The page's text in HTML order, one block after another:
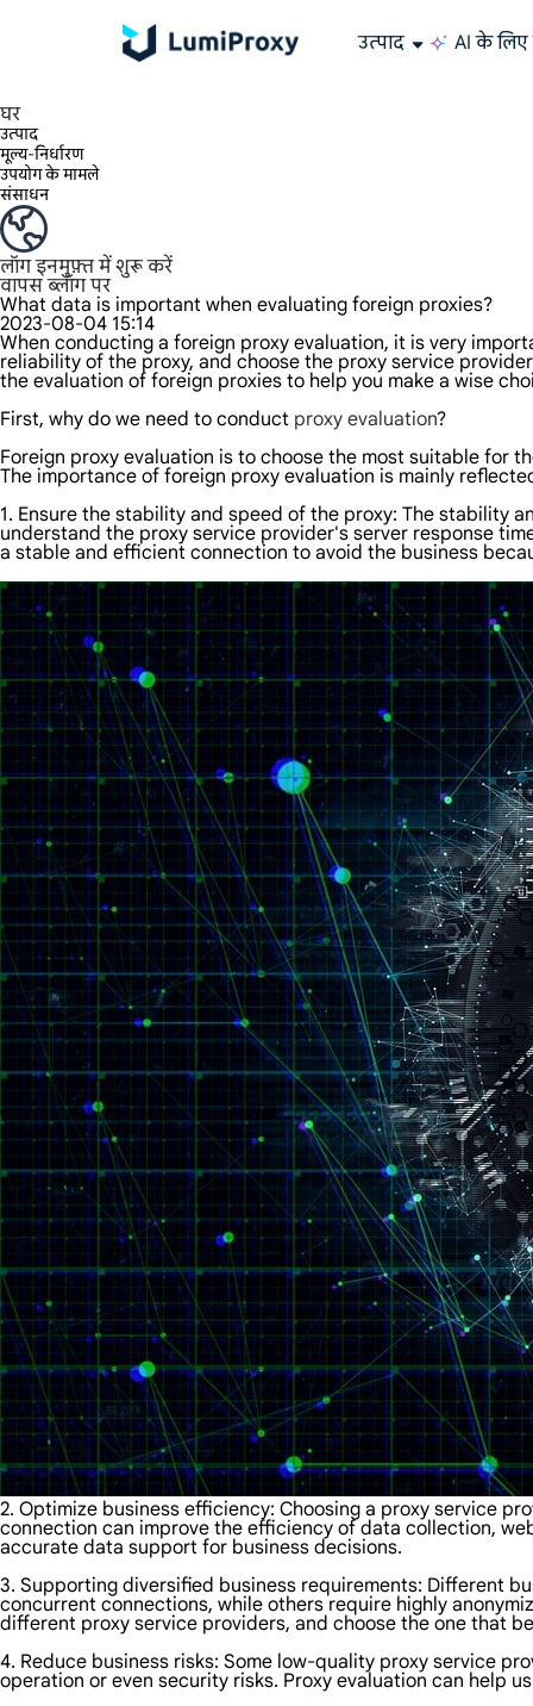
उत्पाद AI के लिए
घर
उत्पाद
मूल्य-निर्धारण
उपयोग के मामले
संसाधन
लॉग इनमुफ़्त में शुरू करें
वापस ब्लॉग पर
What data is important when evaluating foreign proxies?
2023-08-04 15:14
When conducting a foreign proxy evaluation, it is very
reliability of the proxy, and choose the proxy service
the evaluation of foreign proxies to help you make a wise
First, why do we need to conduct proxy evaluation?
Foreign proxy evaluation is to choose the most suitable for
The importance of foreign proxy evaluation is mainly
1. Ensure the stability and speed of the proxy: The stability
understand the proxy service provider's server response
a stable and efficient connection to avoid the business
2. Optimize business efficiency: Choosing a proxy service
connection can improve the efficiency of data collection,
accurate data support for business decisions.
3. Supporting diversified business requirements: Different
concurrent connections, while others require highly
different proxy service providers, and choose the one that
4. Reduce business risks: Some low-quality proxy service
operation or even security risks. Proxy evaluation can help